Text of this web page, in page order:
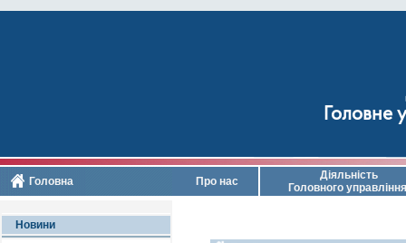
Головне
Головна Про нас
Діяльність
Головного управління
Новини